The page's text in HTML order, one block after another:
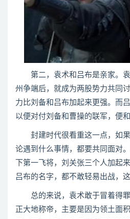
第二，袁术和吕布是亲家。袁
州争端后，就成为两股势力共同
力比刘备和吕布加起来更强。而
以便对付刘备和曹操的联军，便
封建时代很看重这一点，如果
论遇到什么事情，都要共同面对
下第一飞将，刘关张三个人加起
吕布的名字，都不敢轻易出战，
总的来说，袁术敢于冒着得罪
正大地称帝，主要是因为领土面